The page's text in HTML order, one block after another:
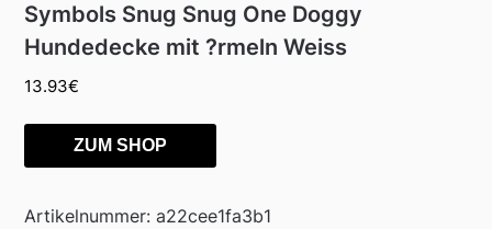
Symbols Snug Snug One Doggy
Hundedecke mit ?rmeln Weiss
13.93€
ZUM SHOP
Artikelnummer:a22cee1fa3b1